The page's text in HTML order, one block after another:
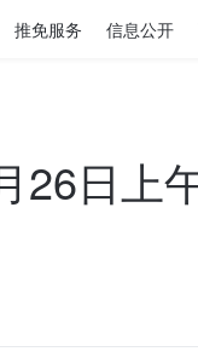
推免服务 信息公开
26日上